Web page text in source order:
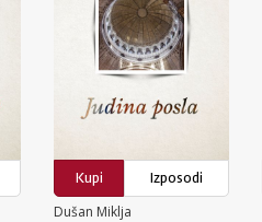
Kupi
Izposodi
Dušan Miklja